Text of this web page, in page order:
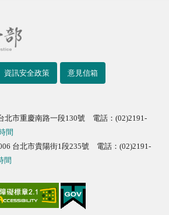
資訊安全政策 意見信箱
北市重慶南路一段130號 電話：(02)2191-
間
台北市貴陽街1段235號 電話：(02)2191-
間